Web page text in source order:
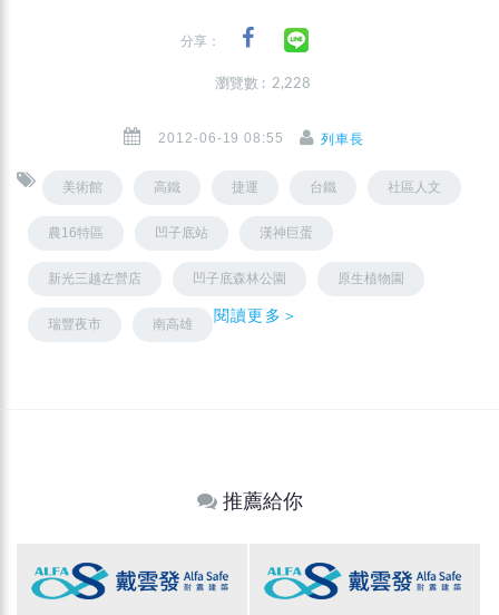
分享：
瀏覽數 : 2,228
2012-06-19 08:55 列車長
美術館 高鐵 捷運 台鐵 社區人文
農16特區 凹子底站 漢神巨蛋
新光三越左營店 凹子底森林公園 原生植物園
瑞豐夜市 南高雄 閱讀更多＞
推薦給你